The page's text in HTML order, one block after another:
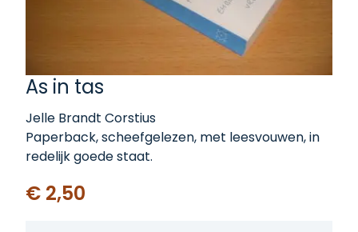
As in tas
Jelle Brandt Corstius
Paperback, scheefgelezen, met leesvouwen, in
redelijk goede staat.
€ 2,50